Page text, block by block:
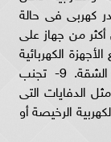
أى مصدر كهربى فى حالة
تجنب تشغيل أكثر من جهاز على
8- تجنب وضع الأجهزة الكهربائية
بجوار السوائل منعا لحدوث ماس واشتعال الشقة. 9- تجنب
الدفايات التى
الكهربية الرخيصة أو